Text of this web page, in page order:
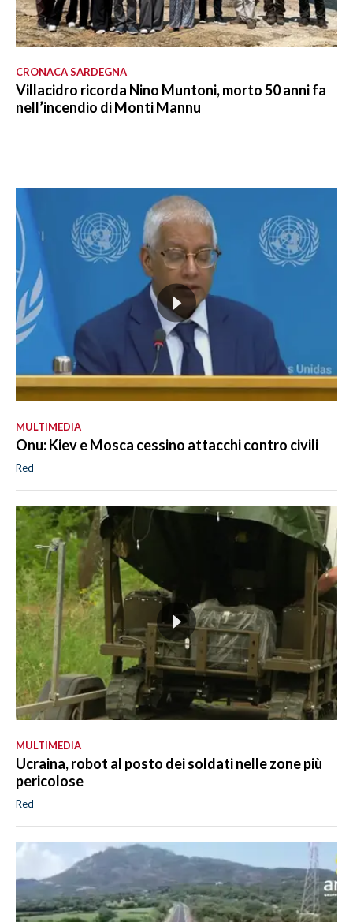
CRONACA SARDEGNA
Villacidro ricorda Nino Muntoni, morto 50 anni fa
nell’incendio di Monti Mannu
MULTIMEDIA
Onu: Kiev e Mosca cessino attacchi contro civili
Red
MULTIMEDIA
Ucraina, robot al posto dei soldati nelle zone più
pericolose
Red